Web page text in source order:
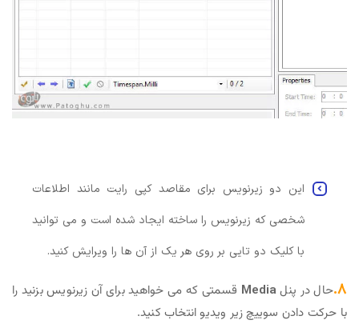
این دو زیرنویس برای مقاصد کپی رایت مانند اطلاعات
شخصی که زیرنویس را ساخته ایجاد شده است و می توانید
با کلیک دو تایی بر روی هر یک از آن ها را ویرایش کنید.
۸. حال در پنلMedia قسمتی که می خواهید برای آن زیرنویس بزنید را
با حرکت دادن سوییچ زیر ویدیو انتخاب کنید.